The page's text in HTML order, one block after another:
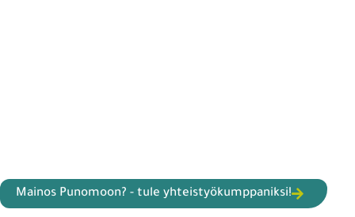
Mainos Punomoon? - tule yhteistyökumppaniksi!